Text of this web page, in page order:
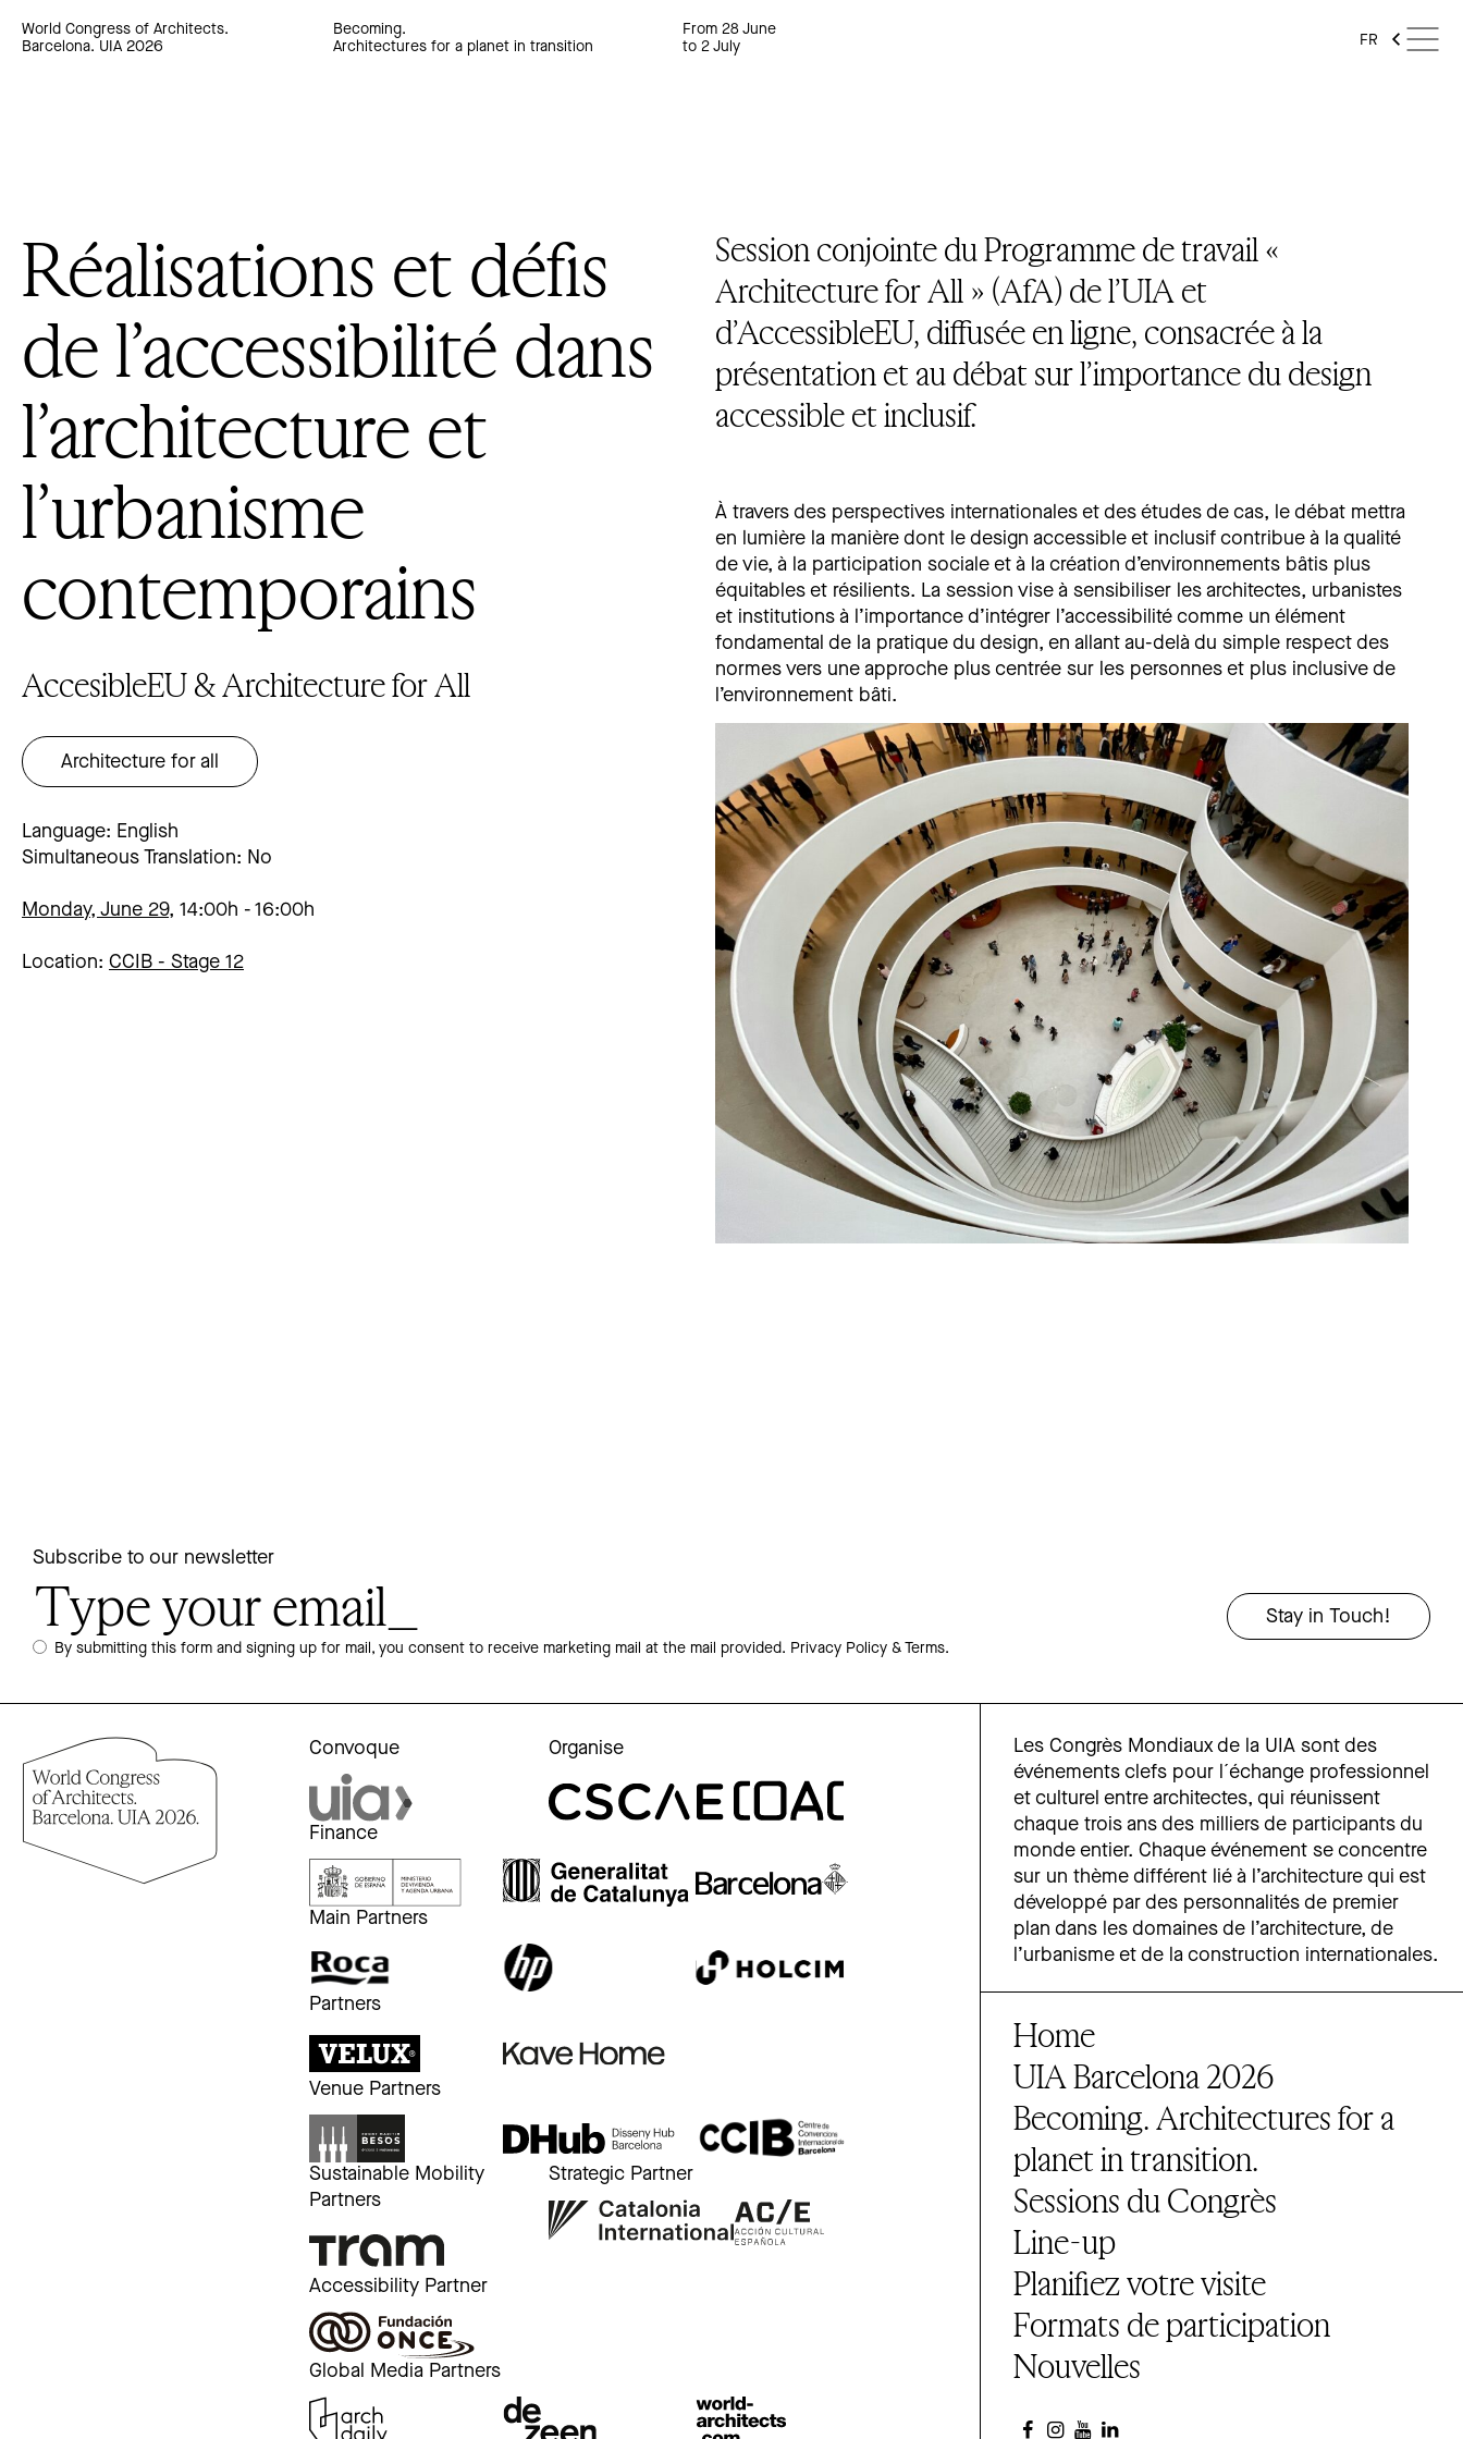
World Congress of Architects.
Barcelona. UIA 2026
Becoming.
Architectures for a planet in transition
From 28 June
to 2 July
FR
Réalisations et défis
de l’accessibilité dans
l’architecture et
l’urbanisme
contemporains
AccesibleEU & Architecture for All
Architecture for all
Language: English
Simultaneous Translation: No
Monday, June 29, 14:00h 16:00h
Location: CCIB - Stage 12
Session conjointe du Programme de travail «
Architecture for All » (AfA) de l’UIA et
d’AccessibleEU, diffusée en ligne, consacrée à la
présentation et au débat sur l’importance du design
accessible et inclusif.
À travers des perspectives internationales et des études de cas, le débat mettra
en lumière la manière dont le design accessible et inclusif contribue à la qualité
de vie, à la participation sociale et à la création d’environnements bâtis plus
équitables et résilients. La session vise à sensibiliser les architectes, urbanistes
et institutions à l’importance d’intégrer l’accessibilité comme un élément
fondamental de la pratique du design, en allant au-delà du simple respect des
normes vers une approche plus centrée sur les personnes et plus inclusive de
l’environnement bâti.
Subscribe to our newsletter
By submitting this form and signing up for mail, you consent to receive marketing mail at the mail provided. Privacy Policy & Terms.
Convoque Organise
Finance
Main Partners
Partners
Venue Partners
Sustainable Mobility
Partners
Strategic Partner
Accessibility Partner
Global Media Partners
Les Congrès Mondiaux de la UIA sont des
événements clefs pour l´échange professionnel
et culturel entre architectes, qui réunissent
chaque trois ans des milliers de participants du
monde entier. Chaque événement se concentre
sur un thème différent lié à l’architecture qui est
développé par des personnalités de premier
plan dans les domaines de l’architecture, de
l’urbanisme et de la construction internationales.
Home
UIA Barcelona 2026
Becoming. Architectures for a
planet in transition.
Sessions du Congrès
Line-up
Planifiez votre visite
Formats de participation
Nouvelles